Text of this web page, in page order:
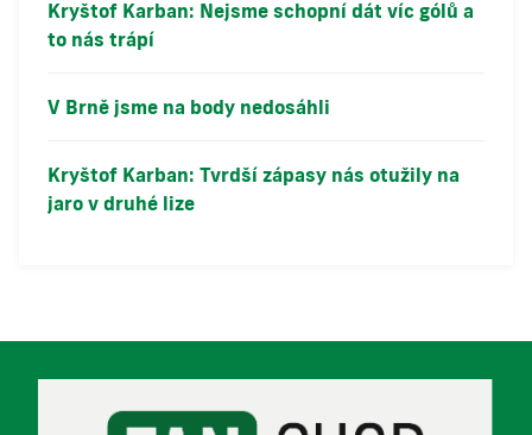
Kryštof Karban: Nejsme schopní dát víc gólů a
to nás trápí
V Brně jsme na body nedosáhli
Kryštof Karban: Tvrdší zápasy nás otužily na
jaro v druhé lize